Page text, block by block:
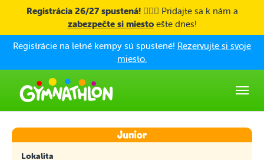
Skip to main content
Registrácia 26/27 spustená! 🤸🏼‍♀️ Pridajte sa k nám a
zabezpečte si miestoešte dnes!
Registrácie na letné kempy sú spustené! Rezervujte si svoje
miesto.
Lokalita